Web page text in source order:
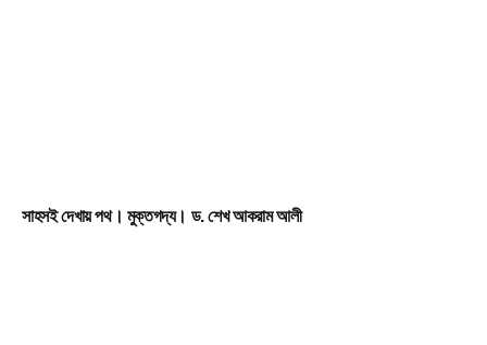
সাহসই দেখায় পথ। মুক্তগদ্য। ড. শেখ আকরাম আলী